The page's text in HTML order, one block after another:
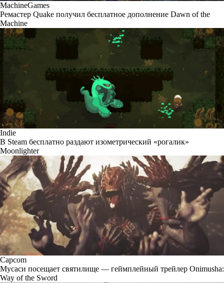
MachineGames
Ремастер Quake получил бесплатное дополнение Dawn of the
Machine
Indie
В Steam бесплатно раздают изометрический «рогалик»
Moonlighter
Capcom
Мусаси посещает святилище — геймплейный трейлер Onimusha:
Way of the Sword